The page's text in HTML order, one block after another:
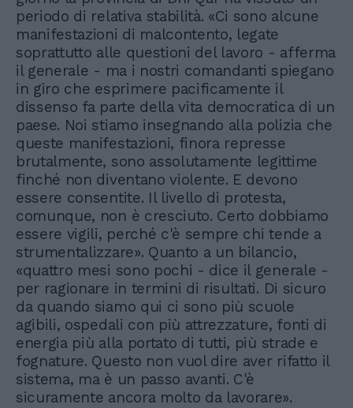
periodo di relativa stabilità. «Ci sono alcune
manifestazioni di malcontento, legate
soprattutto alle questioni del lavoro - afferma
il generale - ma i nostri comandanti spiegano
in giro che esprimere pacificamente il
dissenso fa parte della vita democratica di un
paese. Noi stiamo insegnando alla polizia che
queste manifestazioni, finora represse
brutalmente, sono assolutamente legittime
finché non diventano violente. E devono
essere consentite. Il livello di protesta,
comunque, non è cresciuto. Certo dobbiamo
essere vigili, perché c'è sempre chi tende a
strumentalizzare». Quanto a un bilancio,
«quattro mesi sono pochi - dice il generale -
per ragionare in termini di risultati. Di sicuro
da quando siamo qui ci sono più scuole
agibili, ospedali con più attrezzature, fonti di
energia più alla portato di tutti, più strade e
fognature. Questo non vuol dire aver rifatto il
sistema, ma è un passo avanti. C'è
sicuramente ancora molto da lavorare».